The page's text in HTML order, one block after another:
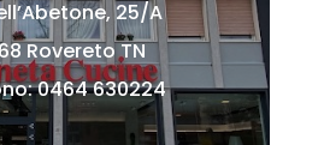
25/A
Rovereto TN
0464 630224